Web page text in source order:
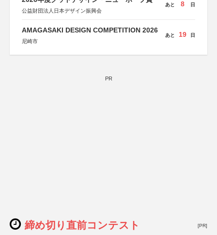
公益財団法人日本デザイン振興会
あと 8 日
AMAGASAKI DESIGN COMPETITION 2026
尼崎市
あと 19 日
PR
締め切り直前コンテスト [PR]